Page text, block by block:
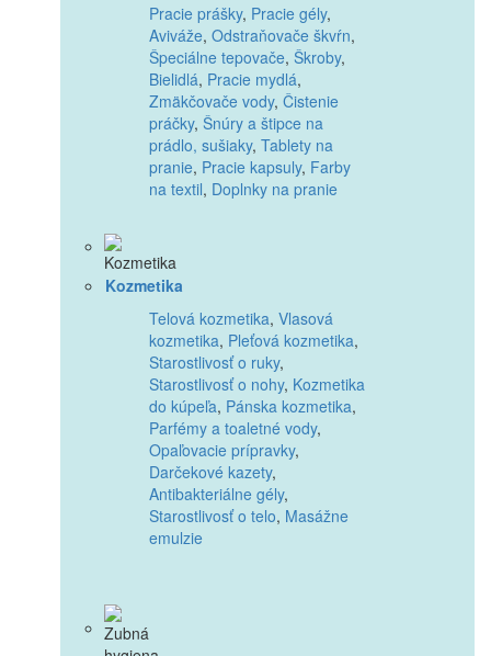
Pracie prášky, Pracie gély,
Aviváže, Odstraňovače škvŕn,
Špeciálne tepovače, Škroby,
Bielidlá, Pracie mydlá,
Zmäkčovače vody, Čistenie
práčky, Šnúry a štipce na
prádlo, sušiaky, Tablety na
pranie, Pracie kapsuly, Farby
na textil, Doplnky na pranie
Kozmetika
Telová kozmetika, Vlasová
kozmetika, Pleťová kozmetika,
Starostlivosť o ruky,
Starostlivosť o nohy, Kozmetika
do kúpeľa, Pánska kozmetika,
Parfémy a toaletné vody,
Opaľovacie prípravky,
Darčekové kazety,
Antibakteriálne gély,
Starostlivosť o telo, Masážne
emulzie